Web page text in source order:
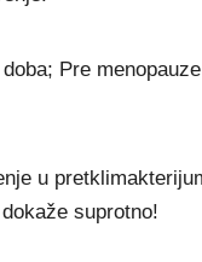
Pre
u
suprotno!